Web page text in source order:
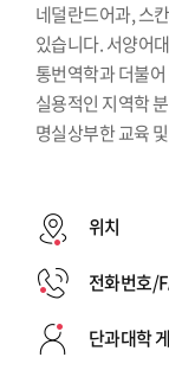
네덜란드어과, 스
있습니다. 서양어
통번역학과 더불
실용적인 지역학
명실상부한 교육
위치
전화번호/
단과대학